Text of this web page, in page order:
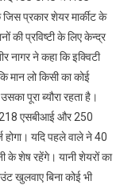
आने
की
सम्भावना
नागर
पाली
प्रकार शेयर मार्कीट के
की प्रविष्टी के लिए केन्द्र
नागर ने कहा कि इक्विटी
मान लो किसी का कोई
पूरा ब्यौरा रहता है।
218 एसबीआई और 250
होगा। यदि पहले वाले ने 40
के शेष रहेंगे। यानी शेयरों का
खुलवाए बिना कोई भी